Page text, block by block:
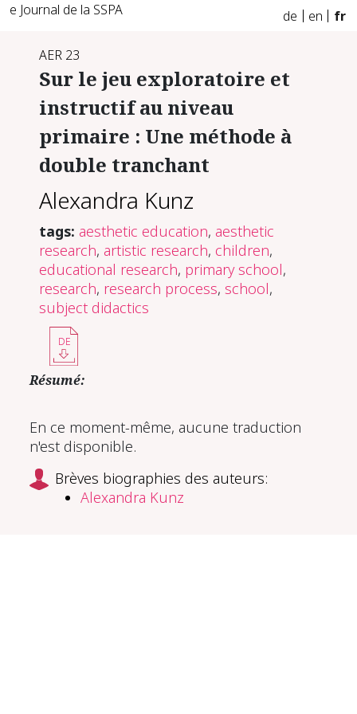
e Journal de la SSPA de en fr
AER 23
Sur le jeu exploratoire et
instructif au niveau
primaire : Une méthode à
double tranchant
Alexandra Kunz
tags: aesthetic education, aesthetic
research, artistic research, children,
educational research, primary school,
research, research process, school,
subject didactics
DE
Résumé:
En ce moment-même, aucune traduction
n'est disponible.
Brèves biographies des auteurs:
Alexandra Kunz